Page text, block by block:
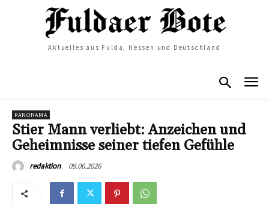
Aktuelles aus Fulda, Hessen und Deutschland
PANORAMA
Stier Mann verliebt: Anzeichen und
Geheimnisse seiner tiefen Gefühle
redaktion 09.06.2026